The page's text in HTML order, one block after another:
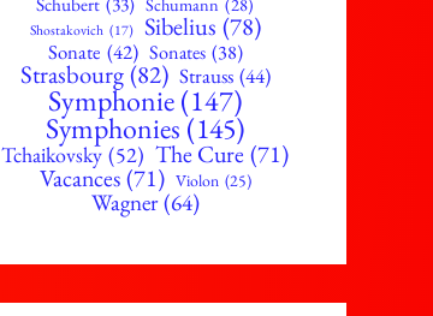
Schubert (33) Schumann (28)
Shostakovich (17) Sibelius (78)
Sonate (42) Sonates (38)
Strasbourg (82) Strauss (44)
Symphonie (147)
Symphonies(145)
Tchaikovsky (52) The Cure(71)
Vacances (71) Violon (25)
Wagner (64)